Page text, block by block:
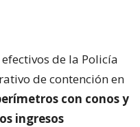
de la Policía
de contención en
con conos y
ingresos